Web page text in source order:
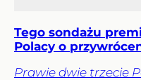
Tego sondażu
Polacy o
Prawie dwie trzecie